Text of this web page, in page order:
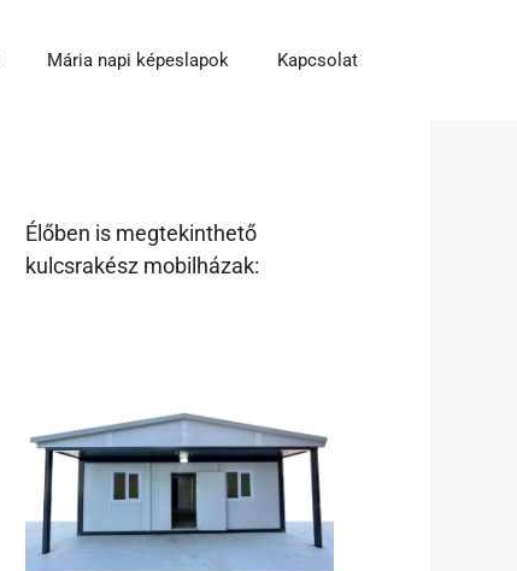
Mária napi képeslapok Kapcsolat
Élőben is megtekinthető
kulcsrakész mobilházak: